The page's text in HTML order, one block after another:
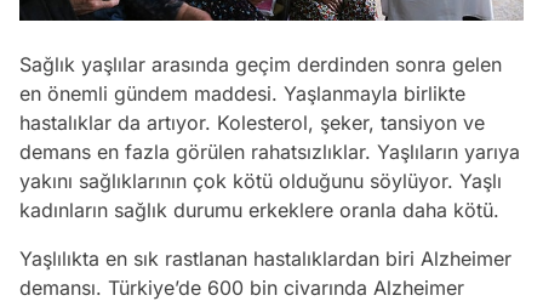
Sağlık yaşlılar arasında geçim derdinden sonra gelen
en önemli gündem maddesi. Yaşlanmayla birlikte
hastalıklar da artıyor. Kolesterol, şeker, tansiyon ve
demans en fazla görülen rahatsızlıklar. Yaşlıların yarıya
yakını sağlıklarının çok kötü olduğunu söylüyor. Yaşlı
kadınların sağlık durumu erkeklere oranla daha kötü.
Yaşlılıkta en sık rastlanan hastalıklardan biri Alzheimer
demansı. Türkiye’de 600 bin civarında Alzheimer